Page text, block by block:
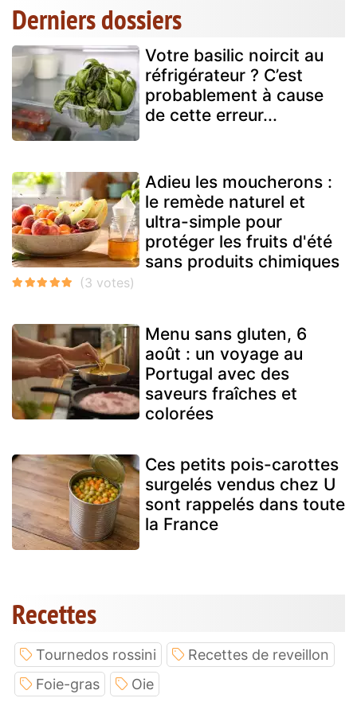
Derniers dossiers
Votre basilic noircit au
réfrigérateur ? C’est
probablement à cause
de cette erreur...
Adieu les moucherons :
le remède naturel et
ultra-simple pour
protéger les fruits d'été
sans produits chimiques
Menu sans gluten, 6
août : un voyage au
Portugal avec des
saveurs fraîches et
colorées
Ces petits pois-carottes
surgelés vendus chez U
sont rappelés dans toute
la France
Recettes
Tournedos rossini
Recettes de reveillon
Foie-gras
Oie